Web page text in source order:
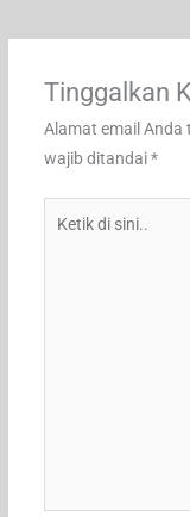
Tinggalkan
Alamat email Anda
wajib ditandai*